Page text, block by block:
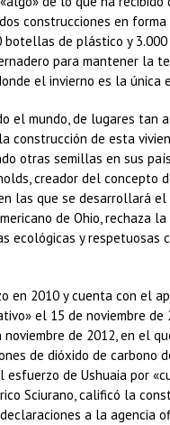
construcciones en
de plástico y
para mantener la
el invierno es la única
el mundo, de lugares tan
construcción de esta
otras semillas en sus
creador del concepto
las que se desarrollará el
de Ohio, rechaza
ecológicas y respetuosas
en 2010 y cuenta con el
el 15 de noviembre de
de 2012, en el
de dióxido de carbono
esfuerzo de Ushuaia por
Sciurano, calificó la
a la agencia